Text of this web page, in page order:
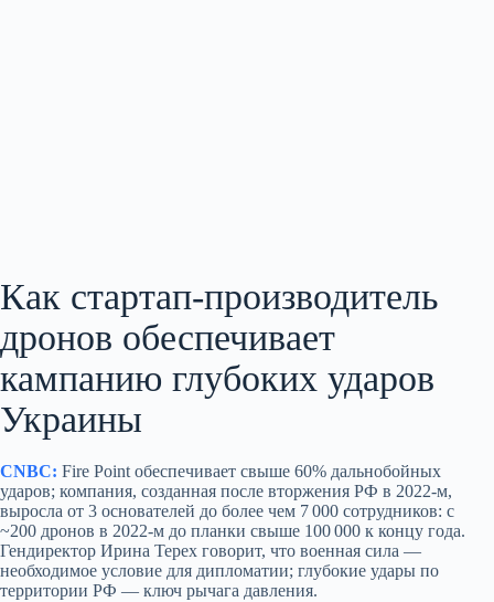
Как стартап‑производитель
дронов обеспечивает
кампанию глубоких ударов
Украины
CNBC: Fire Point обеспечивает свыше 60% дальнобойных
ударов; компания, созданная после вторжения РФ в 2022‑м,
выросла от 3 основателей до более чем 7 000 сотрудников: с
~200 дронов в 2022‑м до планки свыше 100 000 к концу года.
Гендиректор Ирина Терех говорит, что военная сила —
необходимое условие для дипломатии; глубокие удары по
территории РФ — ключ рычага давления.